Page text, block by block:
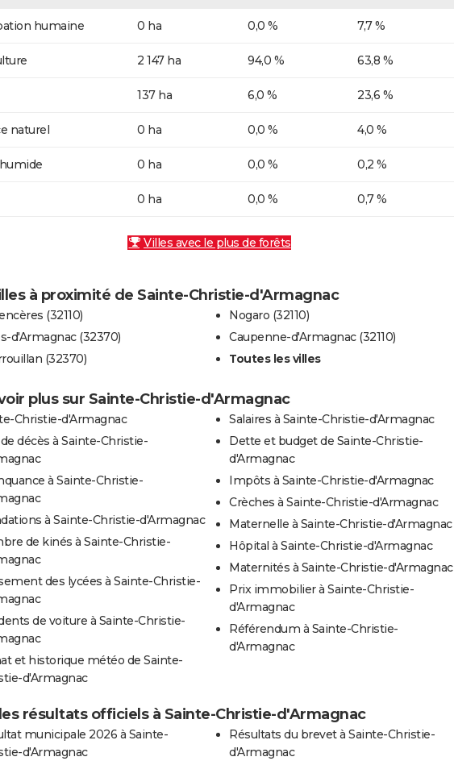
humaine 0 ha 0,0 % 7,7 %
2 147 ha 94,0 % 63,8 %
137 ha 6,0 % 23,6 %
naturel 0 ha 0,0 % 4,0 %
0 ha 0,0 % 0,2 %
0 ha 0,0 % 0,7 %
Villes avec le plus de forêts
à proximité de Sainte-Christie-d'Armagnac
(32110)
d'Armagnac (32370)
(32370)
Nogaro (32110)
Caupenne-d'Armagnac (32110)
Toutes les villes
plus sur Sainte-Christie-d'Armagnac
Christie-d'Armagnac
décès à Sainte-Christie-
à Sainte-Christie-
à Sainte-Christie-d'Armagnac
de kinés à Sainte-Christie-
des lycées à Sainte-Christie-
de voiture à Sainte-Christie-
et historique météo de Sainte-
d'Armagnac
Salaires à Sainte-Christie-d'Armagnac
Dette et budget de Sainte-Christie-
d'Armagnac
Impôts à Sainte-Christie-d'Armagnac
Crèches à Sainte-Christie-d'Armagnac
Maternelle à Sainte-Christie-d'Armagnac
Hôpital à Sainte-Christie-d'Armagnac
Maternités à Sainte-Christie-d'Armagnac
Prix immobilier à Sainte-Christie-
d'Armagnac
Référendum à Sainte-Christie-
d'Armagnac
résultats officiels à Sainte-Christie-d'Armagnac
municipale 2026 à Sainte-
d'Armagnac
Résultats du brevet à Sainte-Christie-
d'Armagnac